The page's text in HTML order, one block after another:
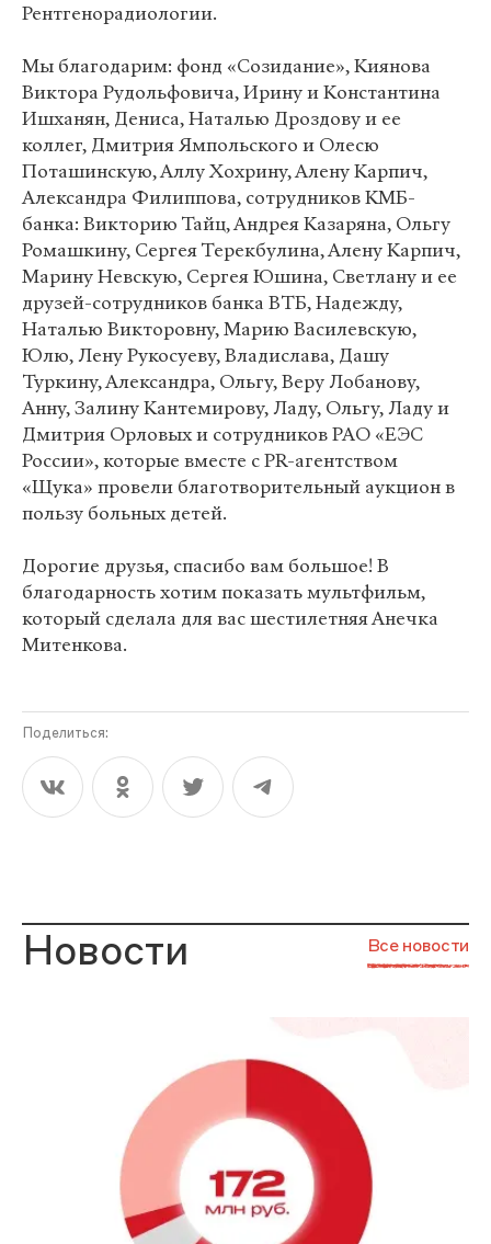
Рентгенорадиологии.
Мы благодарим: фонд «Созидание», Киянова
Виктора Рудольфовича, Ирину и Константина
Ишханян, Дениса, Наталью Дроздову и ее
коллег, Дмитрия Ямпольского и Олесю
Поташинскую, Аллу Хохрину, Алену Карпич,
Александра Филиппова, сотрудников КМБ-
банка: Викторию Тайц, Андрея Казаряна, Ольгу
Ромашкину, Сергея Терекбулина, Алену Карпич,
Марину Невскую, Сергея Юшина, Светлану и ее
друзей-сотрудников банка ВТБ, Надежду,
Наталью Викторовну, Марию Василевскую,
Юлю, Лену Рукосуеву, Владислава, Дашу
Туркину, Александра, Ольгу, Веру Лобанову,
Анну, Залину Кантемирову, Ладу, Ольгу, Ладу и
Дмитрия Орловых и сотрудников РАО «ЕЭС
России», которые вместе с PR-агентством
«Щука» провели благотворительный аукцион в
пользу больных детей.
Дорогие друзья, спасибо вам большое! В
благодарность хотим показать мультфильм,
который сделала для вас шестилетняя Анечка
Митенкова.
Поделиться:
Новости Все новости